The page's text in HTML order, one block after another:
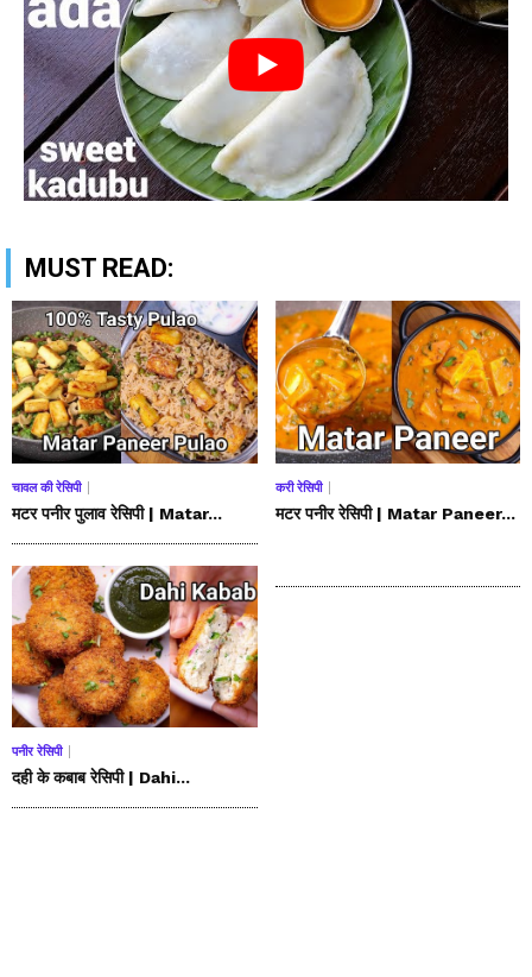
MUST READ:
चावल की रेसिपी
मटर पनीर पुलाव रेसिपी | Matar...
करी रेसिपी
मटर पनीर रेसिपी | Matar Paneer...
पनीर रेसिपी
दही के कबाब रेसिपी | Dahi...